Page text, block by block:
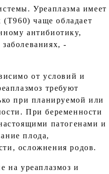
Уреаплазма имеет
(Т960) чаще обладает
антибиотику,
-
от условий и
требуют
при планируемой или
При беременности
патогенами и
плода,
осложнения родов.
на уреаплазмоз и